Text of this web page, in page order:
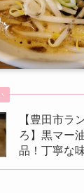
【豊田市ラ
ろ】黒マー
品！丁寧な